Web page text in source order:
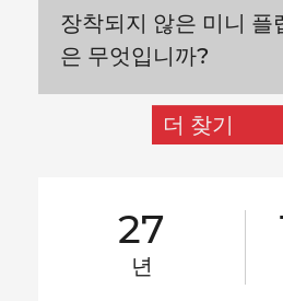
27
년
장착되지 않은 미니 플
은 무엇입니까?
더 찾기